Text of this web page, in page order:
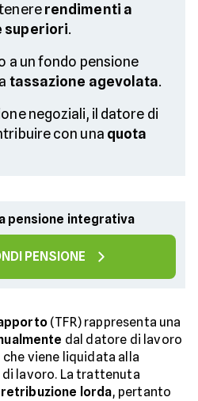
rendimenti a
superiori.
a un fondo pensione
tassazione agevolata.
negoziali, il datore di
con una quota
pensione integrativa
PENSIONE
(TFR) rappresenta una
dal datore di lavoro
viene liquidata alla
lavoro. La trattenuta
retribuzione lorda, pertanto